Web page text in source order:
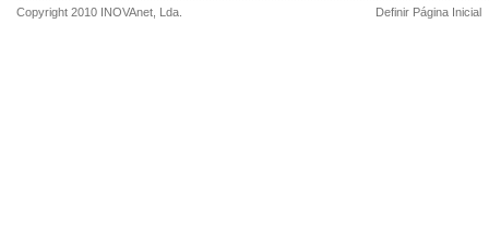
Copyright 2010 INOVAnet , Lda. Definir Página Inicial